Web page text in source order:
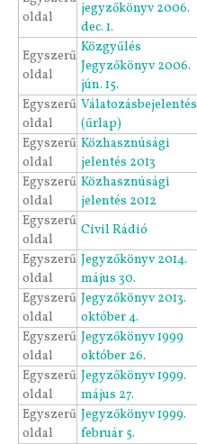
oldal
jegyzőkönyv 2006.
dec. 1.
Egyszerű
oldal
Közgyűlés
Jegyzőkönyv 2006.
jún. 15.
Egyszerű
oldal
Válatozásbejelentés
(űrlap)
Egyszerű
oldal
Közhasznúsági
jelentés 2013
Egyszerű
oldal
Közhasznúsági
jelentés 2012
Egyszerű
oldal
Civil Rádió
Egyszerű
oldal
Jegyzőkönyv 2014.
május 30.
Egyszerű
oldal
Jegyzőkönyv 2013.
október 4.
Egyszerű
oldal
Jegyzőkönyv 1999
október 26.
Egyszerű
oldal
Jegyzőkönyv 1999.
május 27.
Egyszerű
oldal
Jegyzőkönyv 1999.
február 5.